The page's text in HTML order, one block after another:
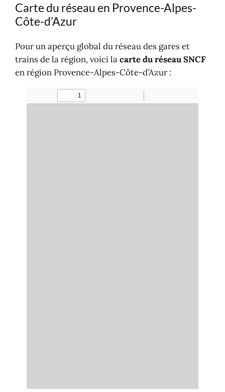
Carte du réseau en Provence-Alpes-
Côte-d’Azur
Pour un aperçu global du réseau des gares et
trains de la région, voici lacarte du réseau SNCF
en région Provence-Alpes-Côte-d’Azur :